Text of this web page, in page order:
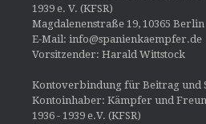
1939 e. V. (KFSR)
Magdalenenstraße 19, 10365 Berlin
E-Mail: info@spanienkaempfer.de
Vorsitzender: Harald Wittstock
Kontoverbindung für Beitrag und
Kontoinhaber: Kämpfer und
1936 - 1939 e.V. (KFSR)